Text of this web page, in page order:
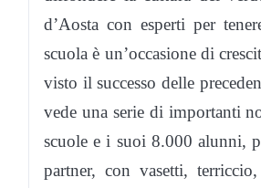
d’Aosta con esperti per
scuola è un’occasione di
visto il successo delle
vede una serie di importanti
scuole e i suoi 8.000 alunni,
partner, con vasetti,